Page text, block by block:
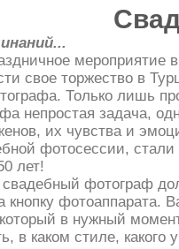
мероприятие
свое торжество в
Только лишь
непростая задача,
их чувства и
фотосессии,
лет!
фотограф
фотоаппарата.
в нужный
в каком стиле,